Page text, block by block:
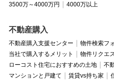
3500万～4000万円
4000万以上
不動産購入
不動産購入支援センター 物件検索フ
当社で購入するメリット
物件リクエ
ローコスト住宅におすすめの土地
不
マンションと戸建て
賃貸vs持ち家